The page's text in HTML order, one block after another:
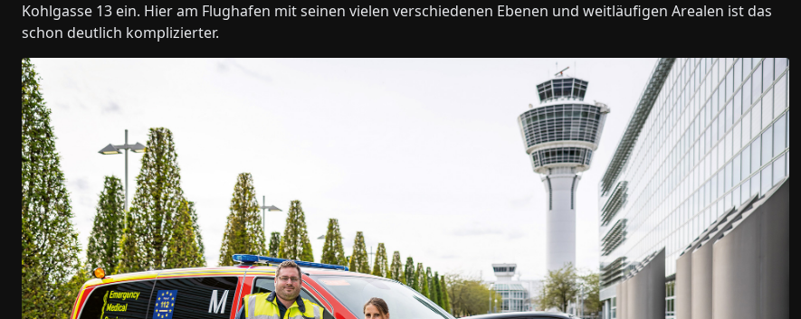
Kohlgasse 13 ein. Hier am Flughafen mit seinen vielen verschiedenen Ebenen und weitläufigen Arealen ist das
schon deutlich komplizierter.